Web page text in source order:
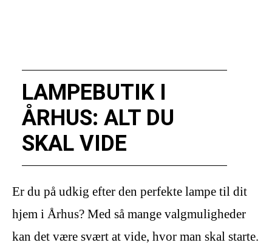
LAMPEBUTIK I
ÅRHUS: ALT DU
SKAL VIDE
Er du på udkig efter den perfekte lampe til dit
hjem i Århus? Med så mange valgmuligheder
kan det være svært at vide, hvor man skal starte.